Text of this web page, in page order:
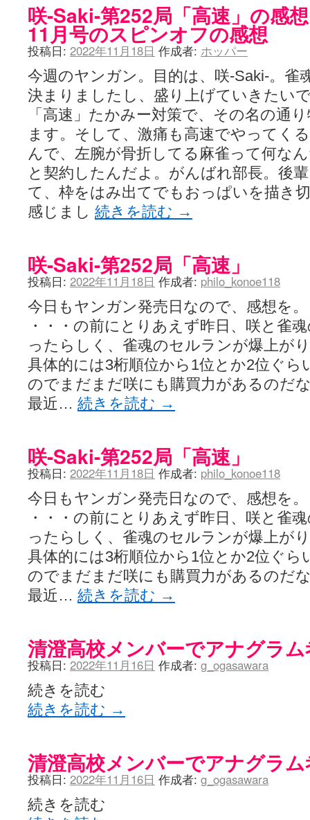
プンスコ！ 野依日和！ - 咲-Saki- / 小蒔「渚のあわあわダブリィレイ
Ethanの色々ゆるじゃん不敗神話 - 咲-Saki- / 哲学的に考えてみる園城
幸咲良し / コメ返しその他 (08:27)
咲の仮blog / 和ちゃん (12:02)
もれ日和 / 一ちゃんのフィギュアと聞いたので (08:30)
読んだらそのままトイレで流して / 【今週の末原ちゃん】咲-Saki-
世紀末麻雀ブログ-じゃんキチ！ / 【咲-saki-】穏乃の良さを俺が「あ
すばらな人生 / 全国編終了！ ところで、すばら先輩はどれくらい出
ハッちゃんの四喜和 - 咲-Saki- / 咲-Saki-全国編 第13話 最終回かぁ
音楽と、人生と、 咲-saki-と。 - 咲-Saki- / こっそり休止、こっそり
ぐりーん哩 - 咲-Saki- / ネリー「ネリーはお金が要るの」 (15:00)
花鳥風月 - 咲-Saki- / やえたんイェイ～ (06:09)
電波天文学 - 咲-Saki- / BOOTH (15:19)
Powered by livedoor 相互RSS
咲-Saki-第252局「高速」の感
11月号のスピンオフの感想
投稿日: 2022年11月18日 作成者: ホッパー
今週のヤンガン。目的は、咲-Saki-。雀
決まりましたし、盛り上げていきたい
「高速」たかみー対策で、その名の通
ます。そして、激痛も高速でやってく
んで、左腕が骨折してる麻雀って何な
と契約したんだよ。がんばれ部長。後
て、枠をはみ出てでもおっぱいを描き
感じまし 続きを読む →
咲-Saki-第252局「高速」
投稿日: 2022年11月18日 作成者: philo_konoe118
今日もヤンガン発売日なので、感想を。
・・・の前にとりあえず昨日、咲と雀
ったらしく、雀魂のセルランが爆上が
具体的には3桁順位から1位とか2位ぐ
のでまだまだ咲にも購買力があるのだ
最近… 続きを読む →
咲-Saki-第252局「高速」
投稿日: 2022年11月18日 作成者: philo_konoe118
今日もヤンガン発売日なので、感想を。
・・・の前にとりあえず昨日、咲と雀
ったらしく、雀魂のセルランが爆上が
具体的には3桁順位から1位とか2位ぐ
のでまだまだ咲にも購買力があるのだ
最近… 続きを読む →
清澄高校メンバーでアナグラ
投稿日: 2022年11月16日 作成者: g_ogasawara
続きを読む
続きを読む →
清澄高校メンバーでアナグラ
投稿日: 2022年11月16日 作成者: g_ogasawara
続きを読む